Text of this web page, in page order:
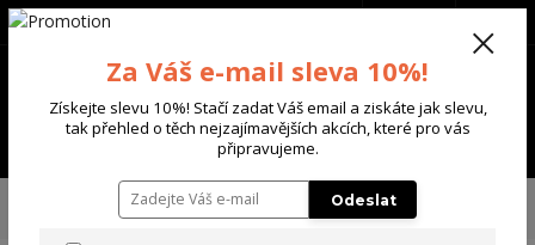
Menu
+420 702 136 620
ŠORTKY
Yakuza pánské cargo šortky Bump Cargo
Za Váš e-mail sleva 10%!
Získejte slevu 10%! Stačí zadat Váš email a ziskáte jak slevu,
tak přehled o těch nejzajímavějších akcích, které pro vás
připravujeme.
Odeslat